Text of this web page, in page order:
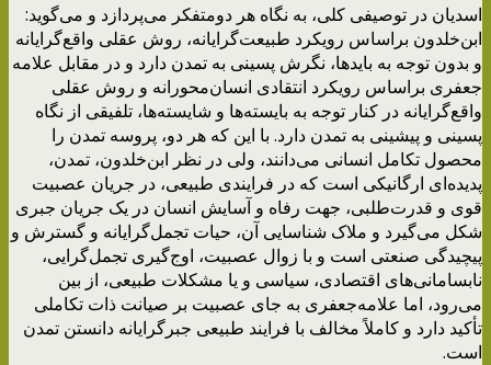
اسدیان در توصیفی کلی، به نگاه هر دومتفکر می‌پردازد و می‌گوید:
ابن‌خلدون براساس رویکرد طبیعت‌گرایانه، روش عقلی واقع‌گرایانه
و بدون توجه به باید‌ها، نگرش پسینی به تمدن دارد و در مقابل علامه‌
جعفری براساس رویکرد انتقادی انسان‌محورانه و روش عقلی
واقع‌گرایانه در کنار توجه به بایسته‌ها و شایسته‌ها، تلفیقی از نگاه
پسینی و پیشینی به تمدن دارد. با این که هر دو، پروسه تمدن را
محصول تکامل انسانی می‌دانند، ولی در نظر ابن‌خلدون، تمدن،
پدیده‌ای ارگانیکی است که در فرایندی طبیعی، در جریان عصبیت
قوی و قدرت‌طلبی، جهت رفاه و آسایش انسان در یک جریان جبری
شکل می‌گیرد و ملاک شناسایی آن، حیات تجمل‌‎گرایانه و گسترش و
پیچیدگی صنعتی است و با زوال عصبیت، اوج‌گیری تجمل‌گرایی،
نابسامانی‌های اقتصادی، سیاسی و یا مشکلات طبیعی، از بین
می‌رود، اما علامه‌جعفری به جای عصبیت بر صیانت ذات تکاملی
تأکید دارد و کاملاً مخالف با فرایند طبیعی جبرگرایانه دانستن تمدن
است.